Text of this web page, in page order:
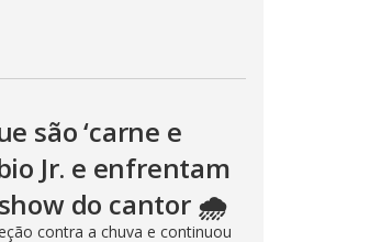
são ‘carne e
Jr. e enfrentam
do cantor 🌧️
contra a chuva e continuou